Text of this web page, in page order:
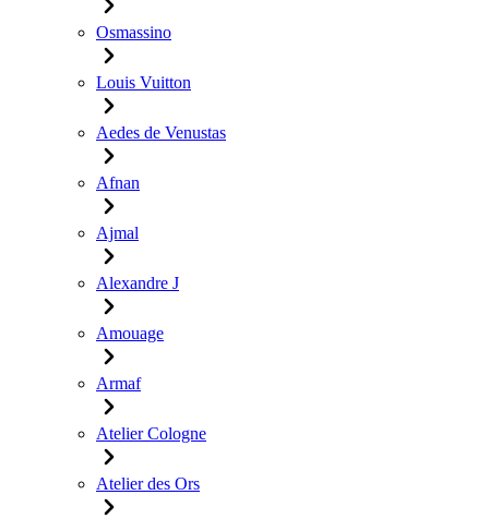
Osmassino
Louis Vuitton
Aedes de Venustas
Afnan
Ajmal
Alexandre J
Amouage
Armaf
Atelier Cologne
Atelier des Ors